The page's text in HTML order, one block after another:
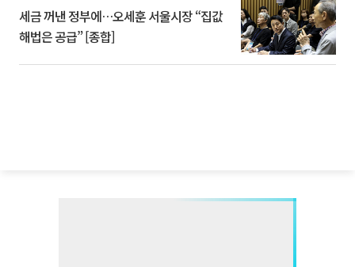
세금 꺼낸 정부에…오세훈 서울시장 “집값
해법은 공급” [종합]